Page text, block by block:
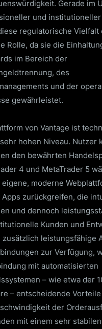
Gerade im
und
regulatorische Vielfalt
Rolle, da sie die
im Bereich der
des
und der
gewährleistet.
von Vantage ist
hohen Niveau. Nutzer
den bewährten
4 und MetaTrader 5
eigene, moderne
Apps zurückgreifen, die
und dennoch
Kunden und
zusätzlich leistungsfähige
zur Verfügung,
mit automatisierten
– wie etwa der
– entscheidende
der
mit einem sehr stabilen